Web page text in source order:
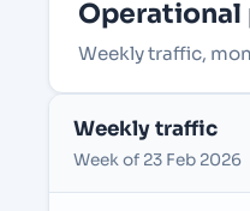
Operational
Weekly traffic,
Weekly traffic
Week of 23 Feb 2026